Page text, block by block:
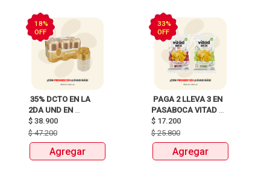
18%
OFF
35% DCTO EN LA
2DA UND EN
CERVEZA CLUB
COLOMBIA 330 ML
LATA X 6 UNIDADES
ANTES:$47.200
$ 38.900
$47.200
Agregar
33%
OFF
PAGA 2 LLEVA 3 EN
PASABOCA VITAD
$ 17.200
$25.800
Agregar